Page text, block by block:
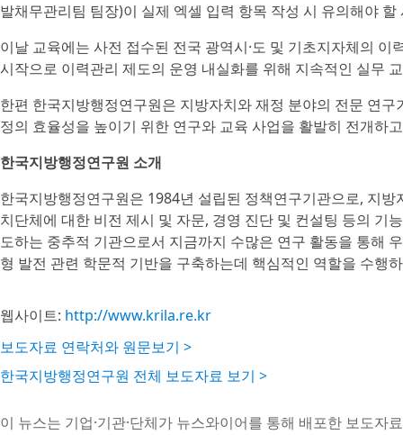
발채무관리팀 팀장)이 실제 엑셀 입력 항목 작성 시 유의해야
이날 교육에는 사전 접수된 전국 광역시·도 및 기초지자체의
시작으로 이력관리 제도의 운영 내실화를 위해 지속적인 실무
한편 한국지방행정연구원은 지방자치와 재정 분야의 전문 연
정의 효율성을 높이기 위한 연구와 교육 사업을 활발히 전개하
한국지방행정연구원 소개
한국지방행정연구원은 1984년 설립된 정책연구기관으로, 지
치단체에 대한 비전 제시 및 자문, 경영 진단 및 컨설팅 등의 기
도하는 중추적 기관으로서 지금까지 수많은 연구 활동을 통해
형 발전 관련 학문적 기반을 구축하는데 핵심적인 역할을 수행
웹사이트: http://www.krila.re.kr
보도자료 연락처와 원문보기 >
한국지방행정연구원 전체 보도자료 보기 >
이 뉴스는 기업·기관·단체가 뉴스와이어를 통해 배포한 보도자